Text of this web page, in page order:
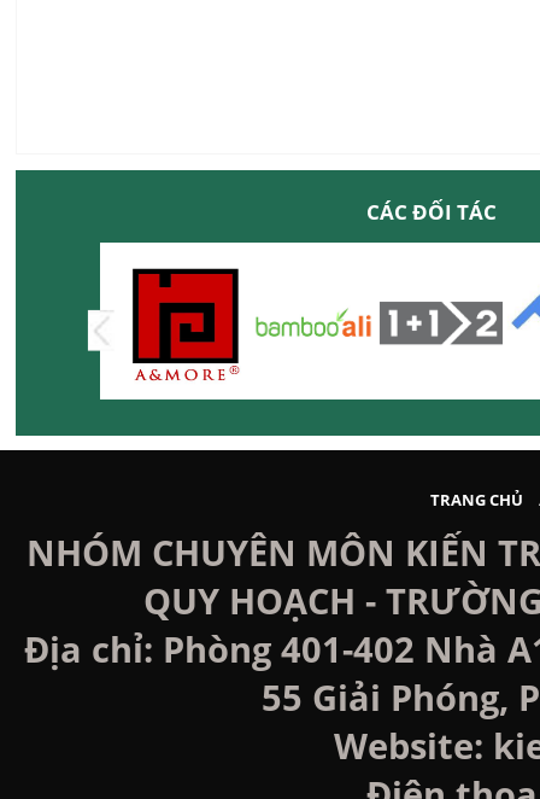
CÁC ĐỐI TÁC
TRANG CHỦ
NHÓM CHUYÊN MÔN KIẾN
QUY HOẠCH -
Địa chỉ: Phòng 401-402 Nhà
55 Giải Phóng,
Website: